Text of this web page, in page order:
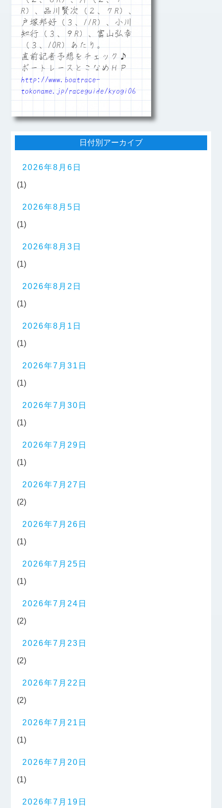
R）、品川賢次（２、７R）、
戸塚邦好（３、11R）、小川
知行（３、９R）、富山弘幸
（３、10R）あたり。
直前記者予想をチェック♪
ボートレースとこなめＨＰ
http://www.boatrace-
tokoname.jp/raceguide/kyogi06
日付別アーカイブ
2026年8月6日
(1)
2026年8月5日
(1)
2026年8月3日
(1)
2026年8月2日
(1)
2026年8月1日
(1)
2026年7月31日
(1)
2026年7月30日
(1)
2026年7月29日
(1)
2026年7月27日
(2)
2026年7月26日
(1)
2026年7月25日
(1)
2026年7月24日
(2)
2026年7月23日
(2)
2026年7月22日
(2)
2026年7月21日
(1)
2026年7月20日
(1)
2026年7月19日